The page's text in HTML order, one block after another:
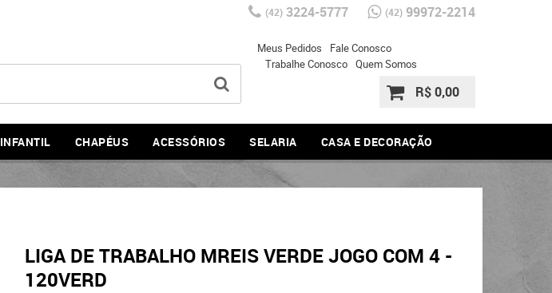
(42)3224-5777 (42)99972-2214
Meus Pedidos
Fale Conosco
Trabalhe Conosco Quem Somos
R$ 0,00
INFANTIL CHAPÉUS ACESSÓRIOS SELARIA CASA E DECORAÇÃO
LIGA DE TRABALHO MREIS VERDE JOGO COM 4 -
120VERD